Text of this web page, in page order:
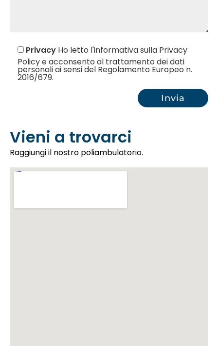
Privacy Ho letto l'informativa sulla Privacy
Policy e acconsento al trattamento dei dati
personali ai sensi del Regolamento Europeo n.
2016/679.
Vieni a trovarci
Raggiungi il nostro poliambulatorio.